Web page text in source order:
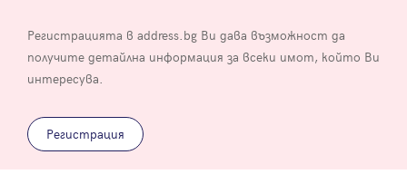
Регистрацията в address.bg Ви дава възможност да
получите детайлна информация за всеки имот, който Ви
интересува.
Регистрация